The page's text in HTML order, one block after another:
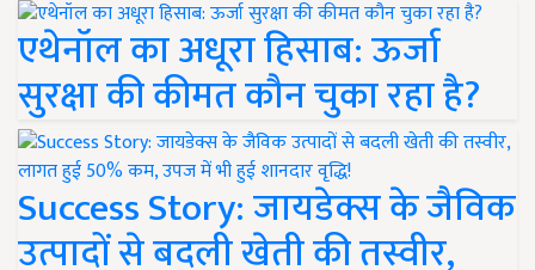
एथेनॉल का अधूरा हिसाब: ऊर्जा
सुरक्षा की कीमत कौन चुका रहा है?
Success Story: जायडेक्स के जैविक
उत्पादों से बदली खेती की तस्वीर,